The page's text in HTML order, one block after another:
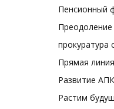
Пенсионный
Преодоление
прокуратура
Прямая линия
Развитие АПК
Растим